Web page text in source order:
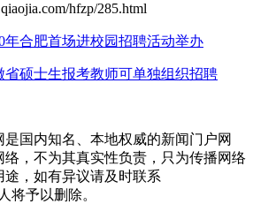
hfzp/285.html
年合肥首场进校园招聘活动举办
省硕士生报考教师可单独组织招聘
国内知名、本地权威的新闻门户网
，不为其真实性负责，只为传播网络
，如有异议请及时联系
将予以删除。